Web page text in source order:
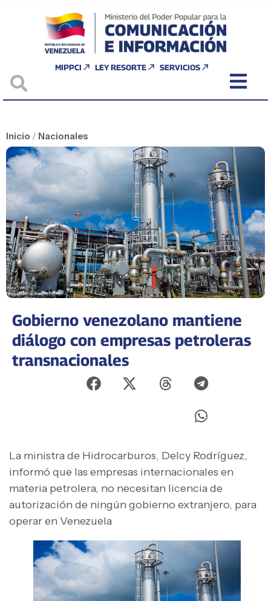
MIPPCI LEY RESORTE SERVICIOS
Inicio / Nacionales
Gobierno venezolano mantiene
diálogo con empresas petroleras
transnacionales
La ministra de Hidrocarburos, Delcy Rodríguez,
informó que las empresas internacionales en
materia petrolera, no necesitan licencia de
autorización de ningún gobierno extranjero, para
operar en Venezuela